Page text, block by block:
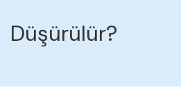
Düşürülür?